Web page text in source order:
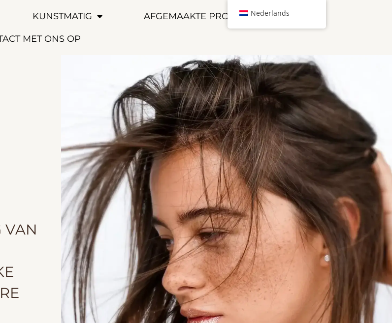
KUNSTMATIG AFGEMAAKTE PRODUCTEN
MET ONS OP
VAN
Nederlands